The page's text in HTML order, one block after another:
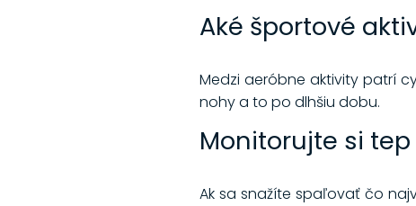
Aké športové
Medzi aeróbne aktivity patrí
nohy a to po dlhšiu dobu.
Monitorujte si
Ak sa snažíte spaľovať čo